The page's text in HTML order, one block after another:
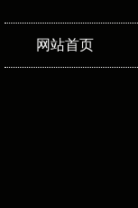
网站首页